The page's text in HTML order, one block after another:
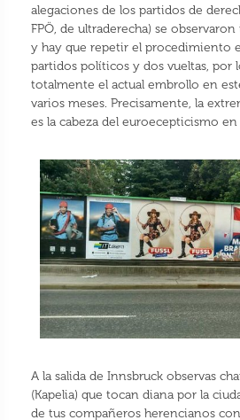
alegaciones de los partidos de
FPÖ, de ultraderecha) se
y hay que repetir el procedimiento
partidos políticos y dos vueltas, por
totalmente el actual embrollo en
varios meses. Precisamente, la
es la cabeza del euroecepticismo
A la salida de Innsbruck observas
(Kapelia) que tocan diana por la
de tus compañeros herencianos